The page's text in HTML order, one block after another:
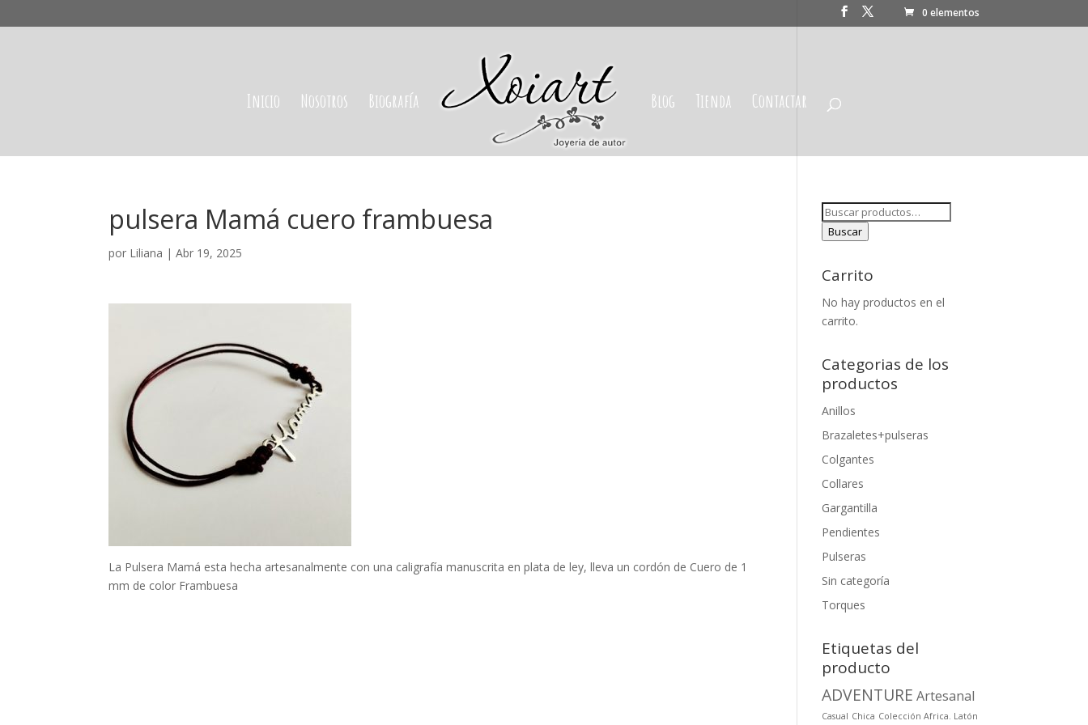
0 elementos
Inicio Nosotros Biografía Blog Tienda Contactar
pulsera Mamá cuero frambuesa
por Liliana |Abr 19, 2025
La Pulsera Mamá esta hecha artesanalmente con una caligrafía manuscrita en plata de ley, lleva un cordón de Cuero de 1
mm de color Frambuesa
Buscar
por:
Buscar
Carrito
No hay productos en el
carrito.
Categorias de los
productos
Anillos
Brazaletes+pulseras
Colgantes
Collares
Gargantilla
Pendientes
Pulseras
Sin categoría
Torques
Etiquetas del
producto
ADVENTURE Artesanal
Casual Chica Colección Africa. Latón